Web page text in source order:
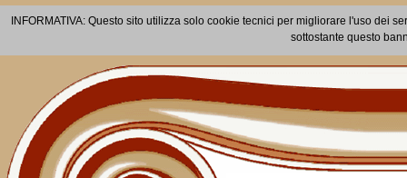
INFORMATIVA: Questo sito utilizza solo cookie tecnici per migliorare l'uso dei
sottostante questo